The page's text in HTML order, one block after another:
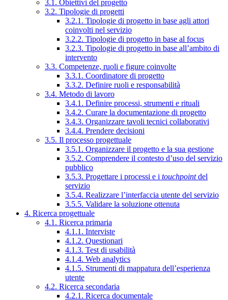
3.1. Obiettivi del progetto
3.2. Tipologie di progetti
3.2.1. Tipologie di progetto in base agli attori
coinvolti nel servizio
3.2.2. Tipologie di progetto in base al focus
3.2.3. Tipologie di progetto in base all’ambito di
intervento
3.3. Competenze, ruoli e figure coinvolte
3.3.1. Coordinatore di progetto
3.3.2. Definire ruoli e responsabilità
3.4. Metodo di lavoro
3.4.1. Definire processi, strumenti e rituali
3.4.2. Curare la documentazione di progetto
3.4.3. Organizzare tavoli tecnici collaborativi
3.4.4. Prendere decisioni
3.5. Il processo progettuale
3.5.1. Organizzare il progetto e la sua gestione
3.5.2. Comprendere il contesto d’uso del servizio
pubblico
3.5.3. Progettare i processi e i touchpointdel
servizio
3.5.4. Realizzare l’interfaccia utente del servizio
3.5.5. Validare la soluzione ottenuta
4. Ricerca progettuale
4.1. Ricerca primaria
4.1.1. Interviste
4.1.2. Questionari
4.1.3. Test di usabilità
4.1.4. Web analytics
4.1.5. Strumenti di mappatura dell’esperienza
utente
4.2. Ricerca secondaria
4.2.1. Ricerca documentale